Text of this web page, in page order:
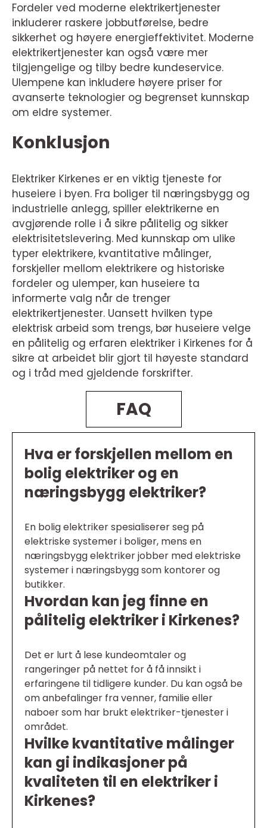
Fordeler ved moderne elektrikertjenester
inkluderer raskere jobbutførelse, bedre
sikkerhet og høyere energieffektivitet. Moderne
elektrikertjenester kan også være mer
tilgjengelige og tilby bedre kundeservice.
Ulempene kan inkludere høyere priser for
avanserte teknologier og begrenset kunnskap
om eldre systemer.
Konklusjon
Elektriker Kirkenes er en viktig tjeneste for
huseiere i byen. Fra boliger til næringsbygg og
industrielle anlegg, spiller elektrikerne en
avgjørende rolle i å sikre pålitelig og sikker
elektrisitetslevering. Med kunnskap om ulike
typer elektrikere, kvantitative målinger,
forskjeller mellom elektrikere og historiske
fordeler og ulemper, kan huseiere ta
informerte valg når de trenger
elektrikertjenester. Uansett hvilken type
elektrisk arbeid som trengs, bør huseiere velge
en pålitelig og erfaren elektriker i Kirkenes for å
sikre at arbeidet blir gjort til høyeste standard
og i tråd med gjeldende forskrifter.
FAQ
Hva er forskjellen mellom en
bolig elektriker og en
næringsbygg elektriker?
En bolig elektriker spesialiserer seg på
elektriske systemer i boliger, mens en
næringsbygg elektriker jobber med elektriske
systemer i næringsbygg som kontorer og
butikker.
Hvordan kan jeg finne en
pålitelig elektriker i Kirkenes?
Det er lurt å lese kundeomtaler og
rangeringer på nettet for å få innsikt i
erfaringene til tidligere kunder. Du kan også be
om anbefalinger fra venner, familie eller
naboer som har brukt elektriker-tjenester i
området.
Hvilke kvantitative målinger
kan gi indikasjoner på
kvaliteten til en elektriker i
Kirkenes?